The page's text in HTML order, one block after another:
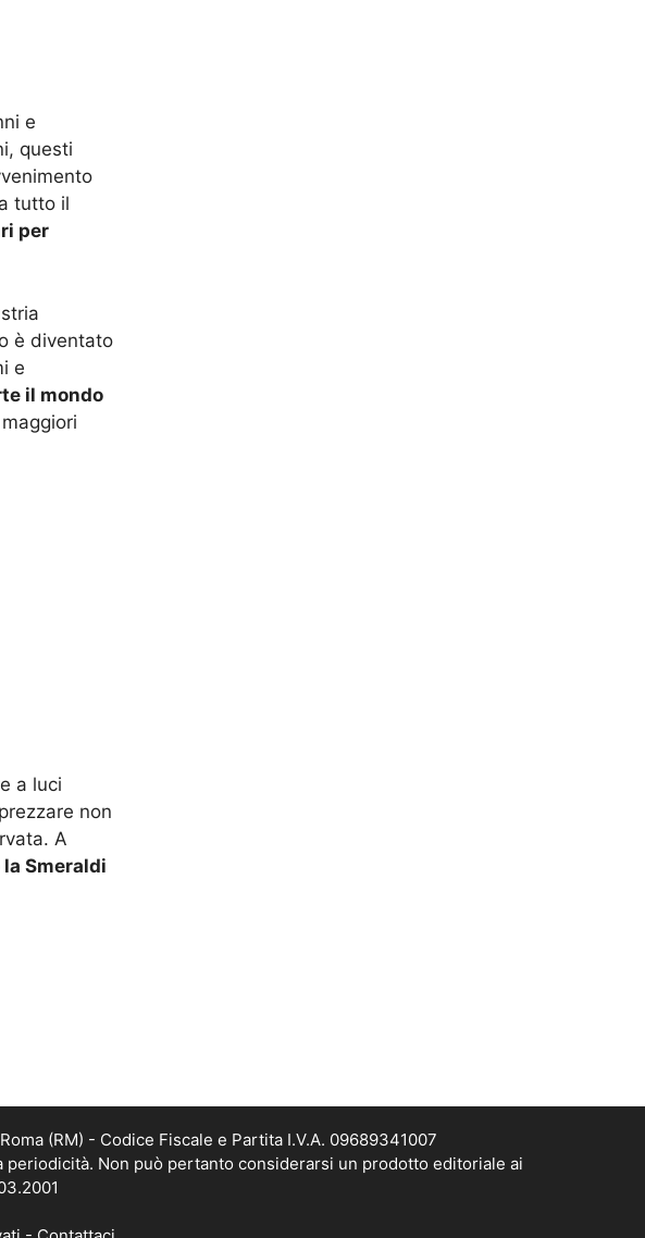
e
questi
tutto il
per
è diventato
e
il mondo
a luci
non
A
Smeraldi
(RM) - Codice Fiscale e Partita I.V.A. 09689341007
Non può pertanto considerarsi un prodotto editoriale ai